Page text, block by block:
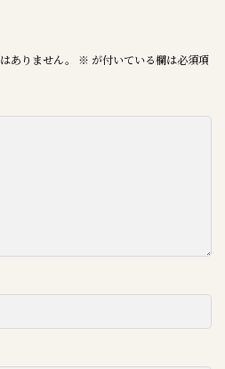
ありません。 ※ が付いている欄は必須項